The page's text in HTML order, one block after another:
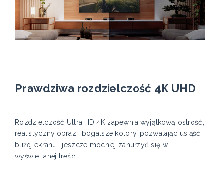
Prawdziwa rozdzielczość 4K UHD
Rozdzielczość Ultra HD 4K zapewnia wyjątkową ostrość,
realistyczny obraz i bogatsze kolory, pozwalając usiąść
bliżej ekranu i jeszcze mocniej zanurzyć się w
wyświetlanej treści.